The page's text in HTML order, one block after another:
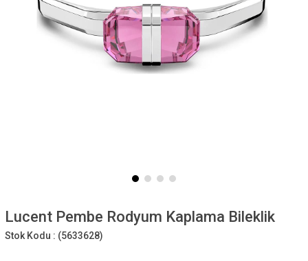
Lucent Pembe Rodyum Kaplama Bileklik
Stok Kodu : (5633628)